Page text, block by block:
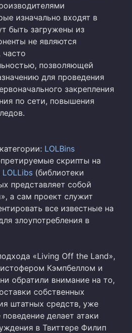
изначально входят в
быть загружены из
не являются
позволяющей
для проведения
закрепления
по сети, повышения
LOLBins
скрипты на
LOLLibs (библиотеки
представляет собой
а сам проект служит
все известные на
злоупотребления в
«Living Off the Land»,
Кэмпбеллом и
обратили внимание на то,
собственных
штатных средств, уже
делает атаки
в Твиттере Филип